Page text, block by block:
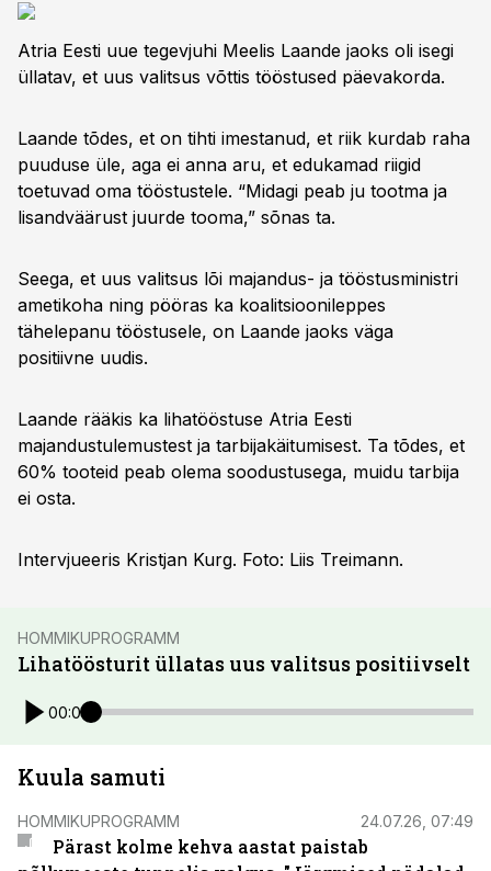
Atria Eesti uue tegevjuhi Meelis Laande jaoks oli isegi
üllatav, et uus valitsus võttis tööstused päevakorda.
Laande tõdes, et on tihti imestanud, et riik kurdab raha
puuduse üle, aga ei anna aru, et edukamad riigid
toetuvad oma tööstustele. “Midagi peab ju tootma ja
lisandväärust juurde tooma,” sõnas ta.
Seega, et uus valitsus lõi majandus- ja tööstusministri
ametikoha ning pööras ka koalitsioonileppes
tähelepanu tööstusele, on Laande jaoks väga
positiivne uudis.
Laande rääkis ka lihatööstuse Atria Eesti
majandustulemustest ja tarbijakäitumisest. Ta tõdes, et
60% tooteid peab olema soodustusega, muidu tarbija
ei osta.
Intervjueeris Kristjan Kurg. Foto: Liis Treimann.
HOMMIKUPROGRAMM
Lihatöösturit üllatas uus valitsus positiivselt
00:00
Kuula samuti
HOMMIKUPROGRAMM 24.07.26, 07:49
Pärast kolme kehva aastat paistab